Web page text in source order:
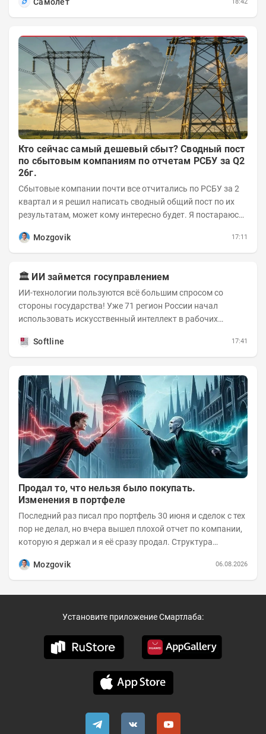
Кто сейчас самый дешевый сбыт? Сводный пост
по сбытовым компаниям по отчетам РСБУ за Q2
26г.
Сбытовые компании почти все отчитались по РСБУ за 2
квартал и я решил написать сводный общий пост по их
результатам, может кому интересно будет. Я постараюсь
Mozgovik
17:11
🏛️ ИИ займется госуправлением
ИИ-технологии пользуются всё большим спросом со
стороны государства! Уже 71 регион России начал
использовать искусственный интеллект в рабочих
Softline
17:41
Продал то, что нельзя было покупать.
Изменения в портфеле
Последний раз писал про портфель 30 июня и сделок с тех
пор не делал, но вчера вышел плохой отчет по компании,
которую я держал и я её сразу продал. Структура
Mozgovik
06.08.2026
Установите приложение Смартлаба: